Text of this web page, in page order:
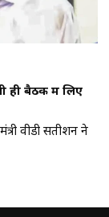
ही बैठक में लिए
वीडी सतीशन ने